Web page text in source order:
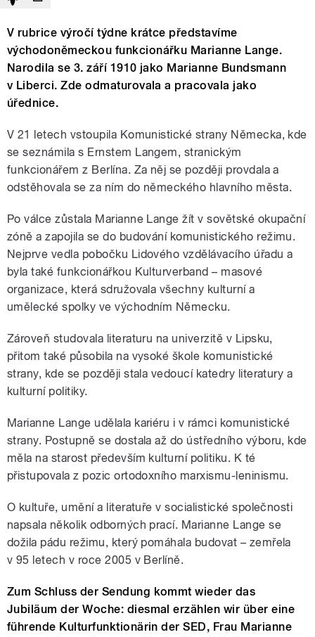
V rubrice výročí týdne krátce představíme
východoněmeckou funkcionářku Marianne Lange.
Narodila se 3. září 1910 jako Marianne Bundsmann
v Liberci. Zde odmaturovala a pracovala jako
úřednice.
V 21 letech vstoupila Komunistické strany Německa, kde
se seznámila s Ernstem Langem, stranickým
funkcionářem z Berlína. Za něj se později provdala a
odstěhovala se za ním do německého hlavního města.
Po válce zůstala Marianne Lange žít v sovětské okupační
zóně a zapojila se do budování komunistického režimu.
Nejprve vedla pobočku Lidového vzdělávacího úřadu a
byla také funkcionářkou Kulturverband – masové
organizace, která sdružovala všechny kulturní a
umělecké spolky ve východním Německu.
Zároveň studovala literaturu na univerzitě v Lipsku,
přitom také působila na vysoké škole komunistické
strany, kde se později stala vedoucí katedry literatury a
kulturní politiky.
Marianne Lange udělala kariéru i v rámci komunistické
strany. Postupně se dostala až do ústředního výboru, kde
měla na starost především kulturní politiku. K té
přistupovala z pozic ortodoxního marxismu-leninismu.
O kultuře, umění a literatuře v socialistické společnosti
napsala několik odborných prací. Marianne Lange se
dožila pádu režimu, který pomáhala budovat – zemřela
v 95 letech v roce 2005 v Berlíně.
Zum Schluss der Sendung kommt wieder das
Jubiläum der Woche: diesmal erzählen wir über eine
führende Kulturfunktionärin der SED, Frau Marianne